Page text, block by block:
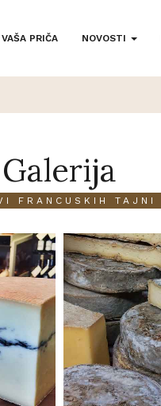
VAŠA PRIČA NOVOSTI
Galerija
FRANCUSKIH TAJNI